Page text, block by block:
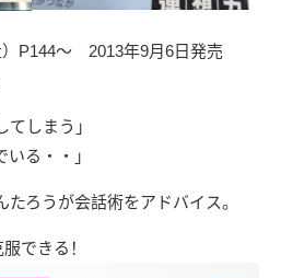
P144～ 2013年9月6日発売
てしまう」
いる・・」
ろうが会話術をアドバイス。
できる！